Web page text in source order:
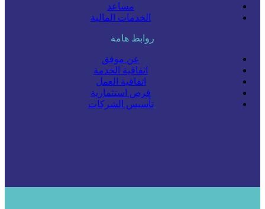
روابط هامة
عن موفق
اتفاقية الخدمة
اتفاقية العمل
فرص استثمارية
تأسيس الشركات
مساعد
الخدمات المالية